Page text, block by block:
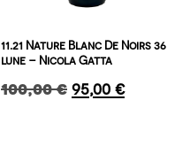
11.21 Nature Blanc De Noirs 36
lune – Nicola Gatta
100,00€ 95,00 €